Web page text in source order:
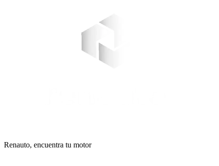
Renauto, encuentra tu motor